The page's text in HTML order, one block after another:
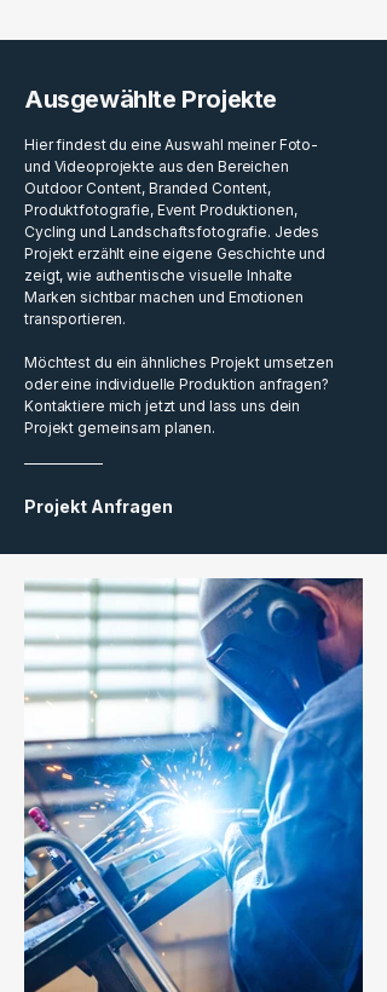
Ausgewählte Projekte
Hier findest du eine Auswahl meiner Foto-
und Videoprojekte aus den Bereichen
Outdoor Content, Branded Content,
Produktfotografie, Event Produktionen,
Cycling und Landschaftsfotografie. Jedes
Projekt erzählt eine eigene Geschichte und
zeigt, wie authentische visuelle Inhalte
Marken sichtbar machen und Emotionen
transportieren.
Möchtest du ein ähnliches Projekt umsetzen
oder eine individuelle Produktion anfragen?
Kontaktiere mich jetzt und lass uns dein
Projekt gemeinsam planen.
Projekt Anfragen